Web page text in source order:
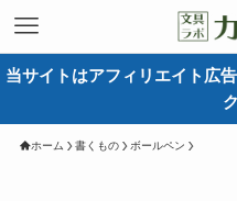
当サイトはアフィリエイト広
ホーム 書くもの ボールペン